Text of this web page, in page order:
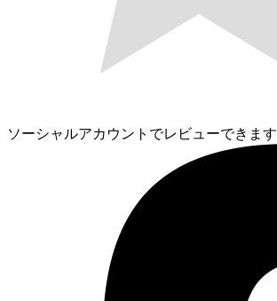
ソーシャルアカウントでレビューできます